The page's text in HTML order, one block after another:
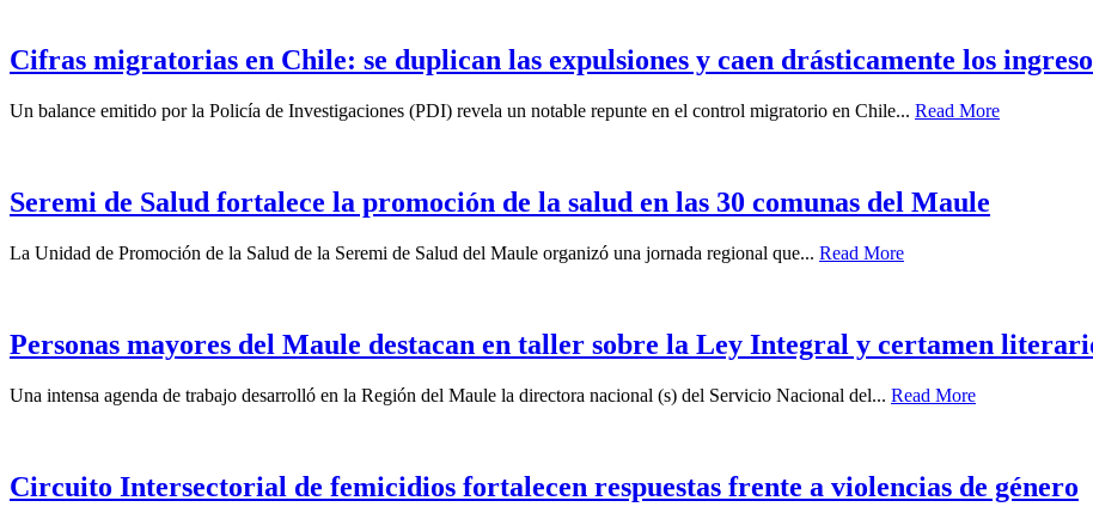
Cifras migratorias en Chile: se duplican las expulsiones y caen drásticamente los
Un balance emitido por la Policía de Investigaciones (PDI) revela un notable repunte en el control migratorio en Chile... Read More
Seremi de Salud fortalece la promoción de la salud en las 30 comunas del Maule
La Unidad de Promoción de la Salud de la Seremi de Salud del Maule organizó una jornada regional que... Read More
Personas mayores del Maule destacan en taller sobre la Ley Integral y certamen
Una intensa agenda de trabajo desarrolló en la Región del Maule la directora nacional (s) del Servicio Nacional del... Read More
Circuito Intersectorial de femicidios fortalecen respuestas frente a violencias de género